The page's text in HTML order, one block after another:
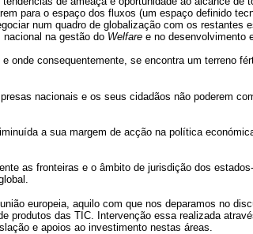
para o espaço dos fluxos (um espaço definido
num quadro de globalização com os restantes
na gestão do Welfare e no desenvolvimento
consequentemente, se encontra um terreno
nacionais e os seus cidadãos não poderem
a sua margem de acção na política
as fronteiras e o âmbito de jurisdição dos
europeia, aquilo com que nos deparamos no
produtos das TIC. Intervenção essa realizada
e apoios ao investimento nestas áreas.